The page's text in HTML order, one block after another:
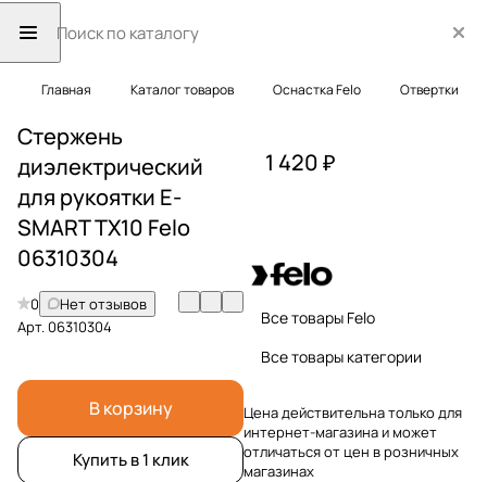
Главная Каталог товаров Оснастка Felo Отвертки
Стержень
диэлектрический
для рукоятки E-
SMART TX10 Felo
06310304
0
Нет отзывов
Арт.06310304
В корзину
Купить в 1 клик
1 420 ₽
Все товары Felo
Все товары категории
Цена действительна только для
интернет-магазина и может
отличаться от цен в розничных
магазинах